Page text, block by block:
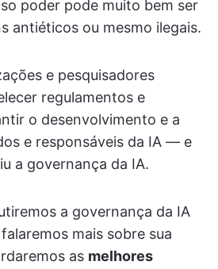
poder pode muito bem ser
antiéticos ou mesmo ilegais.
e pesquisadores
regulamentos e
o desenvolvimento e a
e responsáveis da IA — e
a governança da IA.
a governança da IA
mais sobre sua
as melhores